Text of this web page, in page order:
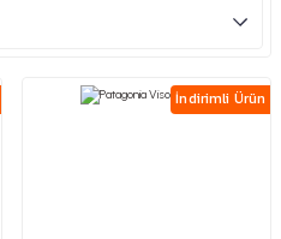
İndirimli Ürün